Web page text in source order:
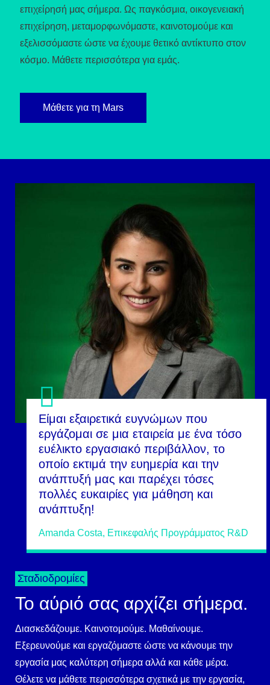
επιχείρησή μας σήμερα. Ως παγκόσμια, οικογενειακή
επιχείρηση, μεταμορφωνόμαστε, καινοτομούμε και
εξελισσόμαστε ώστε να έχουμε θετικό αντίκτυπο στον
κόσμο. Μάθετε περισσότερα για εμάς.
Μάθετε για τη Mars
Σταδιοδρομίες
Το αύριό σας αρχίζει σήμερα.
Διασκεδάζουμε. Καινοτομούμε. Μαθαίνουμε.
Εξερευνούμε και εργαζόμαστε ώστε να κάνουμε την
εργασία μας καλύτερη σήμερα αλλά και κάθε μέρα.
Θέλετε να μάθετε περισσότερα σχετικά με την εργασία,
Είμαι εξαιρετικά ευγνώμων που
εργάζομαι σε μια εταιρεία με ένα τόσο
ευέλικτο εργασιακό περιβάλλον, το
οποίο εκτιμά την ευημερία και την
ανάπτυξή μας και παρέχει τόσες
πολλές ευκαιρίες για μάθηση και
ανάπτυξη!
Amanda Costa, Επικεφαλής Προγράμματος R&D